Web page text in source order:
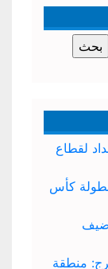
لقطاع
كأس
“ضيف
منطقة